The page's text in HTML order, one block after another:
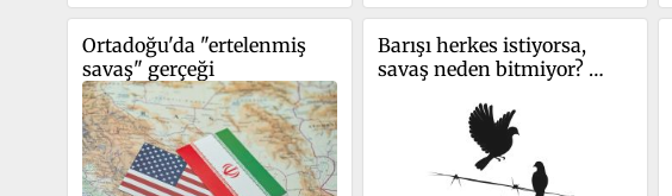
Ortadoğu'da "ertelenmiş
savaş" gerçeği
Barışı herkes istiyorsa,
savaş neden bitmiyor?
güçlerin kayıp barışı